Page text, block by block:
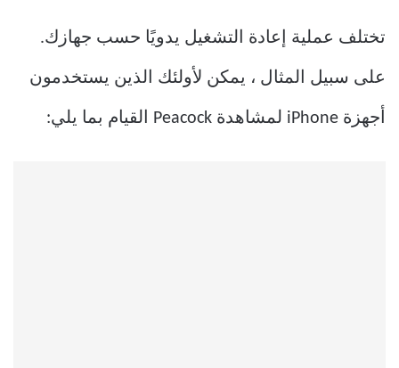
تختلف عملية إعادة التشغيل يدويًا حسب جهازك.
على سبيل المثال ، يمكن لأولئك الذين يستخدمون
أجهزة iPhone لمشاهدة Peacock القيام بما يلي: